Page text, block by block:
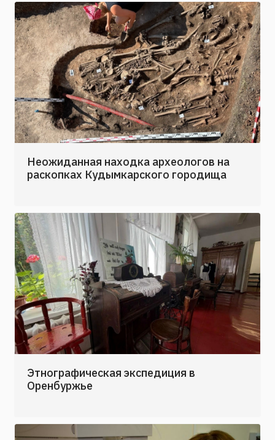
Неожиданная находка археологов на
раскопках Кудымкарского городища
Этнографическая экспедиция в
Оренбуржье